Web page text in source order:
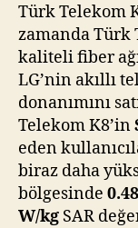
Türk Telekom
zamanda Türk
kaliteli fiber
LG’nin akıllı
donanımını
Telekom K8’in
eden
biraz daha
bölgesinde
W/kg SAR